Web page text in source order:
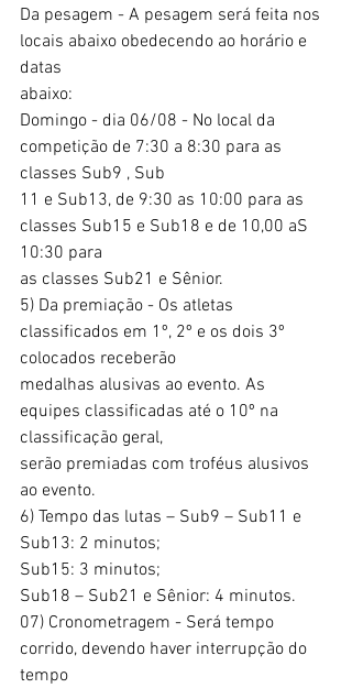
Da pesagem - A pesagem será feita nos
locais abaixo obedecendo ao horário e
datas
abaixo:
Domingo - dia 06/08 - No local da
competição de 7:30 a 8:30 para as
classes Sub9 , Sub
11 e Sub13, de 9:30 as 10:00 para as
classes Sub15 e Sub18 e de 10,00 aS
10:30 para
as classes Sub21 e Sênior.
5) Da premiação - Os atletas
classificados em 1º, 2º e os dois 3º
colocados receberão
medalhas alusivas ao evento. As
equipes classificadas até o 10º na
classificação geral,
serão premiadas com troféus alusivos
ao evento.
6) Tempo das lutas – Sub9 – Sub11 e
Sub13: 2 minutos;
Sub15: 3 minutos;
Sub18 – Sub21 e Sênior: 4 minutos.
07) Cronometragem - Será tempo
corrido, devendo haver interrupção do
tempo